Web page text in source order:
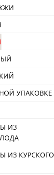
УПАКОВКЕ
ИЗ
ИЗ КУРСКОГО